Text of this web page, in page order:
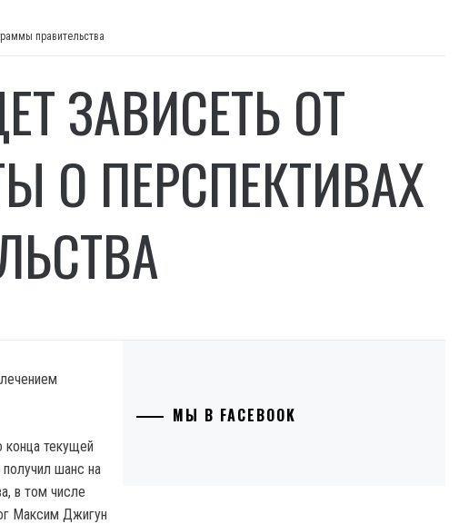
правительства
ЗАВИСЕТЬ ОТ
О ПЕРСПЕКТИВАХ
конца текущей
шанс на
в том числе
Максим Джигун
МЫ В FACEBOOK